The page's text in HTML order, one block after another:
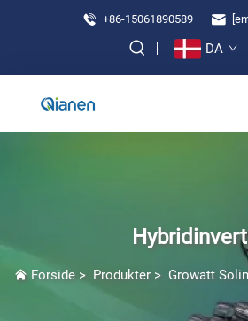
+86-15061890589
DA
Forside > Produkter > Growatt